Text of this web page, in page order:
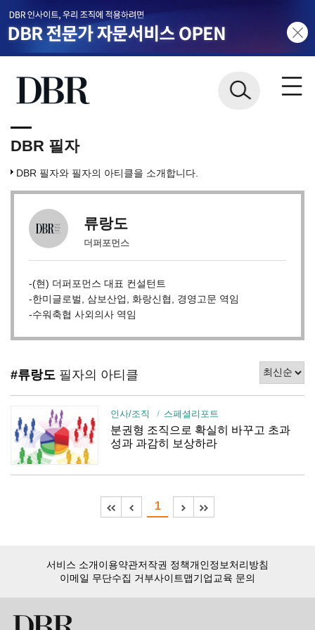
DBR 필자
DBR 필자와 필자의 아티클을 소개합니다.
류랑도
더퍼포먼스
-(현) 더퍼포먼스 대표 컨설턴트
-한미글로벌, 삼보산업, 화랑신협, 경영고문 역임
-수워축협 사외의사 역임
#류랑도 필자의 아티클
인사/조직 스페셜리포트
분권형 조직으로 확실히 바꾸고 초과
성과 과감히 보상하라
1
서비스 소개이용약관저작권 정책개인정보처리방침
이메일 무단수집 거부사이트맵기업교육 문의